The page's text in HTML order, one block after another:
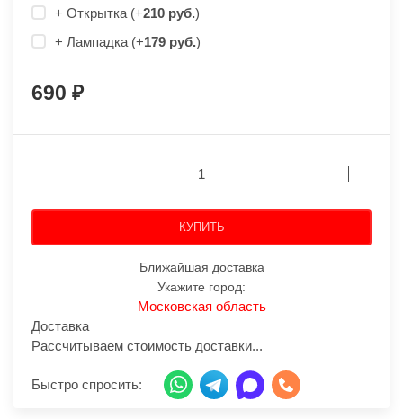
+ Открытка (+210 руб.)
+ Лампадка (+179 руб.)
690
КУПИТЬ
Ближайшая доставка
Укажите город:
Московская область
Доставка
Рассчитываем стоимость доставки...
Быстро спросить: